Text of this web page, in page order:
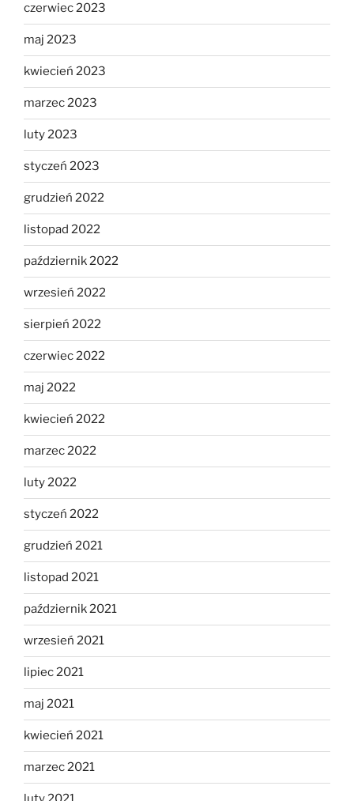
czerwiec 2023
maj 2023
kwiecień 2023
marzec 2023
luty 2023
styczeń 2023
grudzień 2022
listopad 2022
październik 2022
wrzesień 2022
sierpień 2022
czerwiec 2022
maj 2022
kwiecień 2022
marzec 2022
luty 2022
styczeń 2022
grudzień 2021
listopad 2021
październik 2021
wrzesień 2021
lipiec 2021
maj 2021
kwiecień 2021
marzec 2021